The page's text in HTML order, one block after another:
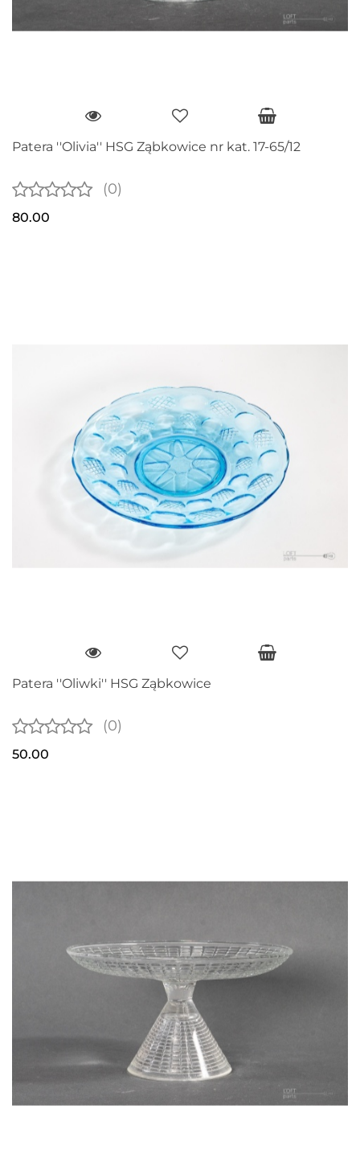
Patera ''Olivia'' HSG Ząbkowice nr kat. 17-65/12
(0)
80.00
Patera ''Oliwki'' HSG Ząbkowice
(0)
50.00